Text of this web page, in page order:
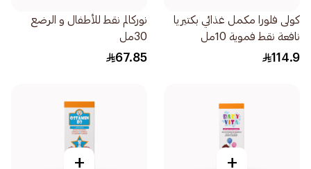
كولى فلورا مكمل غذائي بكتيريا
نافعة نقط فموية 10مل
114.9
نوركالم نقط للأطفال و الرضع
30مل
67.85
+
+